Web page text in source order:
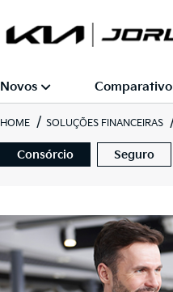
Novos Comparativo
HOME SOLUÇÕES FINANCEIRAS
Consórcio Seguro